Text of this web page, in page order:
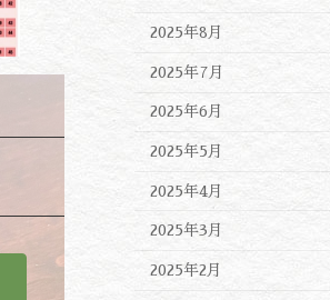
2025年8月
2025年7月
2025年6月
2025年5月
2025年4月
2025年3月
2025年2月